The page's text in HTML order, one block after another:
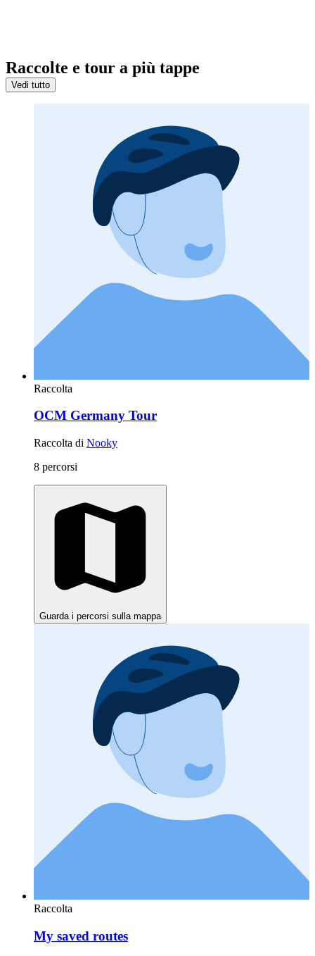
Raccolte e tour a più tappe
Vedi tutto
Raccolta
OCM Germany Tour
Raccolta di Nooky
8 percorsi
Guarda i percorsi sulla mappa
Raccolta
My saved routes